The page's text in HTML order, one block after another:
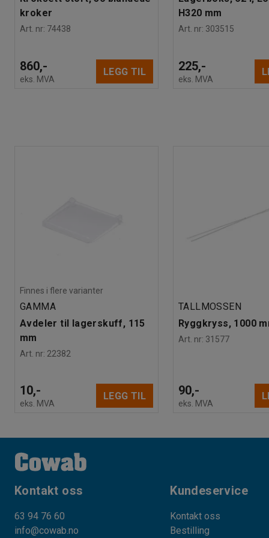
kroker
Art. nr: 74438
860,-
eks. MVA
LEGG TIL
H320 mm
Art. nr: 303515
225,-
eks. MVA
Finnes i flere varianter
GAMMA
Avdeler til lagerskuff, 115
mm
Art. nr: 22382
10,-
eks. MVA
LEGG TIL
TALLMOSSEN
Ryggkryss, 1000
Art. nr: 31577
90,-
eks. MVA
Kontakt oss
63 94 76 60
info@cowab.no
Kundeservice
Kontakt oss
Bestilling